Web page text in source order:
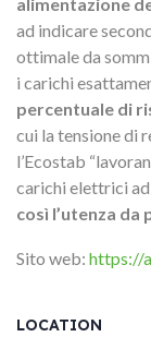
ad indicare
ottimale da
i carichi
percentuale di
cui la tensione di
l’Ecostab
carichi elettrici ad
così l’utenza
Sito web: https://
LOCATION